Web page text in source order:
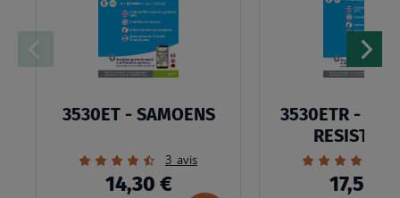
3530ET - SAMOENS
Évaluation:
87%
3 avis
14,30 €
3530ETR -
Évaluation:
17,50 €